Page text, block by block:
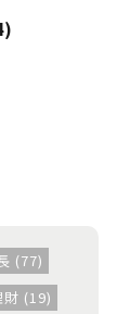
(77)
(19)